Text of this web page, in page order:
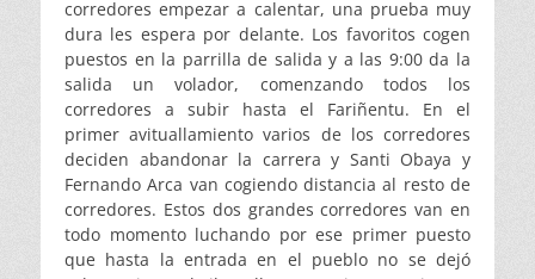
corredores empezar a calentar, una prueba muy
dura les espera por delante. Los favoritos cogen
puestos en la parrilla de salida y a las 9:00 da la
salida un volador, comenzando todos los
corredores a subir hasta el Fariñentu. En el
primer avituallamiento varios de los corredores
deciden abandonar la carrera y Santi Obaya y
Fernando Arca van cogiendo distancia al resto de
corredores. Estos dos grandes corredores van en
todo momento luchando por ese primer puesto
que hasta la entrada en el pueblo no se dejó